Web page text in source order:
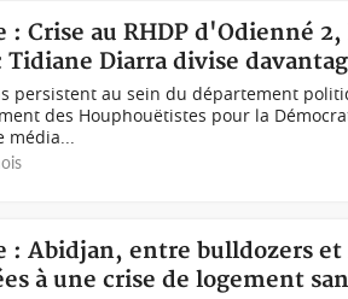
: Crise au RHDP d'Odienné
Diarra divise
persistent au sein du département
des Houphouëtistes pour la
média...
: Abidjan, entre bulldozers
à une crise de logement